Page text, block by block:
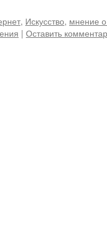
, Искусство, мнение
| Оставить